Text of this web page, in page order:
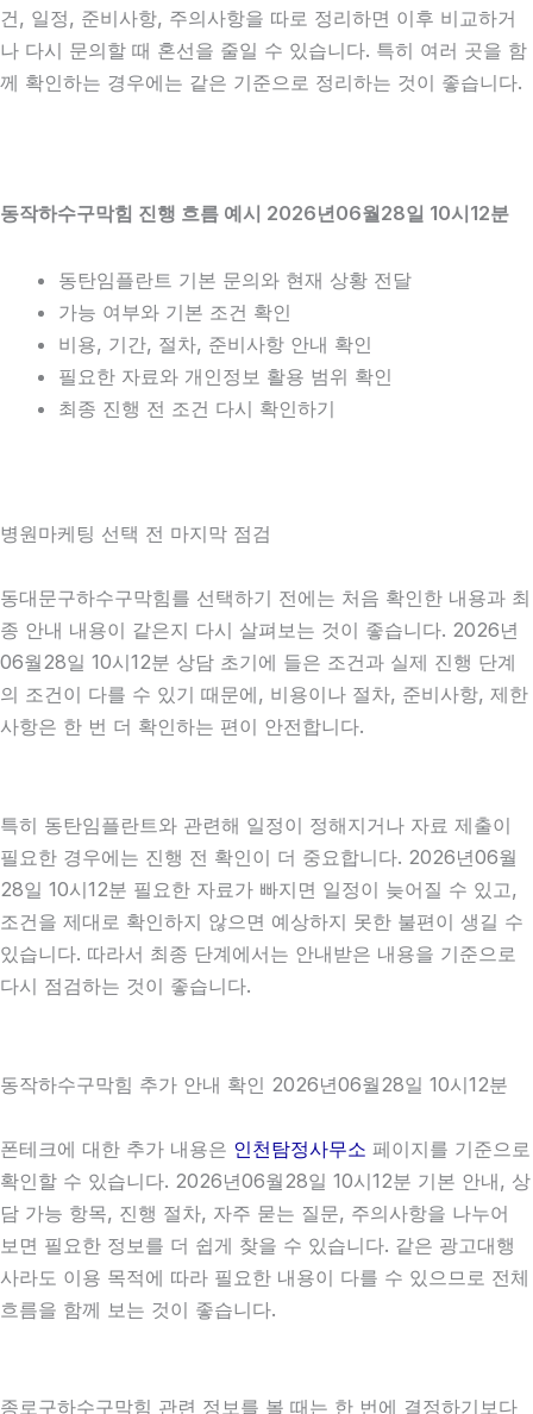
건, 일정, 준비사항, 주의사항을 따로 정리하면 이후 비교하거
나 다시 문의할 때 혼선을 줄일 수 있습니다. 특히 여러 곳을 함
께 확인하는 경우에는 같은 기준으로 정리하는 것이 좋습니다.
동작하수구막힘 진행 흐름 예시 2026년06월28일 10시12분
동탄임플란트 기본 문의와 현재 상황 전달
가능 여부와 기본 조건 확인
비용, 기간, 절차, 준비사항 안내 확인
필요한 자료와 개인정보 활용 범위 확인
최종 진행 전 조건 다시 확인하기
병원마케팅 선택 전 마지막 점검
동대문구하수구막힘를 선택하기 전에는 처음 확인한 내용과 최
종 안내 내용이 같은지 다시 살펴보는 것이 좋습니다. 2026년
06월28일 10시12분 상담 초기에 들은 조건과 실제 진행 단계
의 조건이 다를 수 있기 때문에, 비용이나 절차, 준비사항, 제한
사항은 한 번 더 확인하는 편이 안전합니다.
특히 동탄임플란트와 관련해 일정이 정해지거나 자료 제출이
필요한 경우에는 진행 전 확인이 더 중요합니다. 2026년06월
28일 10시12분 필요한 자료가 빠지면 일정이 늦어질 수 있고,
조건을 제대로 확인하지 않으면 예상하지 못한 불편이 생길 수
있습니다. 따라서 최종 단계에서는 안내받은 내용을 기준으로
다시 점검하는 것이 좋습니다.
동작하수구막힘 추가 안내 확인 2026년06월28일 10시12분
폰테크에 대한 추가 내용은 인천탐정사무소 페이지를 기준으로
확인할 수 있습니다. 2026년06월28일 10시12분 기본 안내, 상
담 가능 항목, 진행 절차, 자주 묻는 질문, 주의사항을 나누어
보면 필요한 정보를 더 쉽게 찾을 수 있습니다. 같은 광고대행
사라도 이용 목적에 따라 필요한 내용이 다를 수 있으므로 전체
흐름을 함께 보는 것이 좋습니다.
종로구하수구막힘 관련 정보를 볼 때는 한 번에 결정하기보다